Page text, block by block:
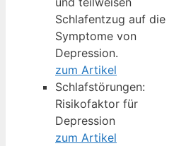
Schlafentzug auf die
Symptome von
Depression.
zum Artikel
Schlafstörungen:
Risikofaktor für
Depression
zum Artikel